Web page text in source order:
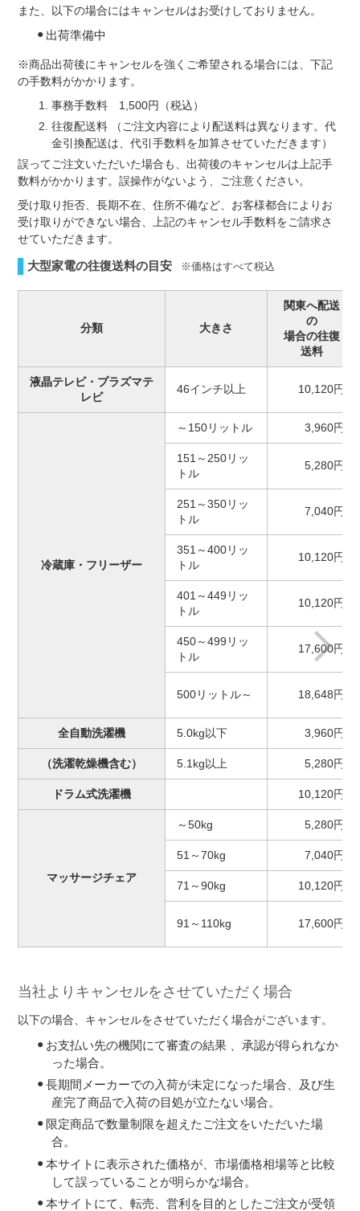
また、以下の場合にはキャンセルはお受けしておりません。
出荷準備中
※商品出荷後にキャンセルを強くご希望される場合には、下記
の手数料がかかります。
事務手数料 1,500円（税込）
往復配送料 （ご注文内容により配送料は異なります。代
金引換配送は、代引手数料を加算させていただきます）
誤ってご注文いただいた場合も、出荷後のキャンセルは上記手
数料がかかります。誤操作がないよう、ご注意ください。
受け取り拒否、長期不在、住所不備など、お客様都合によりお
受け取りができない場合、上記のキャンセル手数料をご請求さ
せていただきます。
大型家電の往復送料の目安 ※価格はすべて税込
分類 大きさ
関東へ配送
の
場合の往復
送料
液晶テレビ・プラズマテ
レビ
46インチ以上 10,120円
冷蔵庫・フリーザー
～150リットル 3,960円
151～250リッ
トル
5,280円
251～350リッ
トル
7,040円
351～400リッ
トル
10,120円
401～449リッ
トル
10,120円
450～499リッ
トル
17,600円
500リットル～ 18,648円
全自動洗濯機 5.0kg以下 3,960円
（洗濯乾燥機含む） 5.1kg以上 5,280円
ドラム式洗濯機 10,120円
マッサージチェア
～50kg 5,280円
51～70kg 7,040円
71～90kg 10,120円
91～110kg 17,600円
当社よりキャンセルをさせていただく場合
以下の場合、キャンセルをさせていただく場合がございます。
お支払い先の機関にて審査の結果 、承認が得られなか
った場合。
長期間メーカーでの入荷が未定になった場合、及び生
産完了商品で入荷の目処が立たない場合。
限定商品で数量制限を超えたご注文をいただいた場
合。
本サイトに表示された価格が、市場価格相場等と比較
して誤っていることが明らかな場合。
本サイトにて、転売、営利を目的としたご注文が受領